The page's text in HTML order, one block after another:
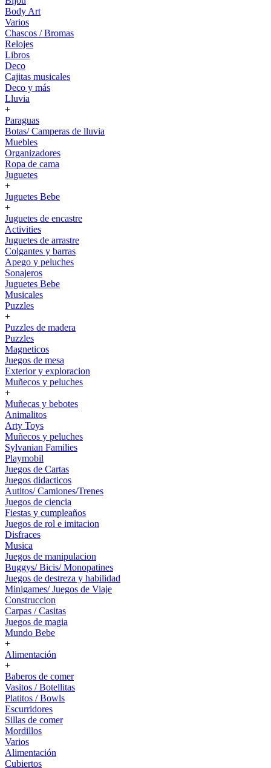
Body Art
Varios
Chascos / Bromas
Relojes
Libros
Deco
Cajitas musicales
Deco y más
Lluvia
+
Paraguas
Botas/ Camperas de lluvia
Muebles
Organizadores
Ropa de cama
Juguetes
+
Juguetes Bebe
+
Juguetes de encastre
Activities
Juguetes de arrastre
Colgantes y barras
Apego y peluches
Sonajeros
Juguetes Bebe
Musicales
Puzzles
+
Puzzles de madera
Puzzles
Magneticos
Juegos de mesa
Exterior y exploracion
Muñecos y peluches
+
Muñecas y bebotes
Animalitos
Arty Toys
Muñecos y peluches
Sylvanian Families
Playmobil
Juegos de Cartas
Juegos didacticos
Autitos/ Camiones/Trenes
Juegos de ciencia
Fiestas y cumpleaños
Juegos de rol e imitacion
Disfraces
Musica
Juegos de manipulacion
Buggys/ Bicis/ Monopatines
Juegos de destreza y habilidad
Minigames/ Juegos de Viaje
Construccion
Carpas / Casitas
Juegos de magia
Mundo Bebe
+
Alimentación
+
Baberos de comer
Vasitos / Botellitas
Platitos / Bowls
Escurridores
Sillas de comer
Mordillos
Varios
Alimentación
Cubiertos